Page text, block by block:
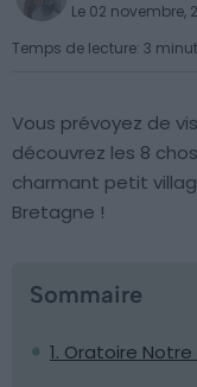
Le 02 novembre,
Temps de lecture: 3
Vous prévoyez de
découvrez les 8
charmant petit
Bretagne !
Sommaire
1. Oratoire